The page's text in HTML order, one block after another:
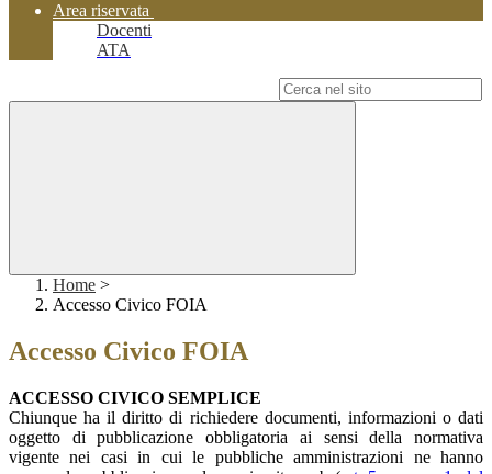
Area riservata
Docenti
ATA
Home >
Accesso Civico FOIA
Accesso Civico FOIA
ACCESSO CIVICO SEMPLICE
Chiunque ha il diritto di richiedere documenti, informazioni o dati
oggetto di pubblicazione obbligatoria ai sensi della normativa
vigente nei casi in cui le pubbliche amministrazioni ne hanno